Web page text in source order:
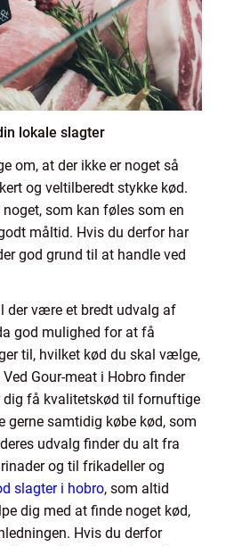
lokale slagter
om, at der ikke er noget så
og veltilberedt stykke kød.
som kan føles som en
måltid. Hvis du derfor har
god grund til at handle ved
der være et bredt udvalg af
god mulighed for at få
til, hvilket kød du skal vælge,
Gour-meat i Hobro finder
dig få kvalitetskød til fornuftige
gerne samtidig købe kød, som
udvalg finder du alt fra
og til frikadeller og
slagter i hobro, som altid
dig med at finde noget kød,
Hvis du derfor